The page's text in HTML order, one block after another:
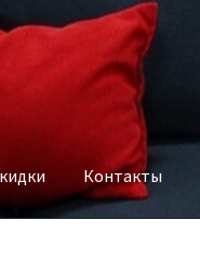
Контакты